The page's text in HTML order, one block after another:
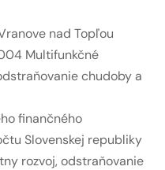
nad Topľou
Multifunkčné
chudoby a
finančného
Slovenskej republiky
rozvoj, odstraňovanie